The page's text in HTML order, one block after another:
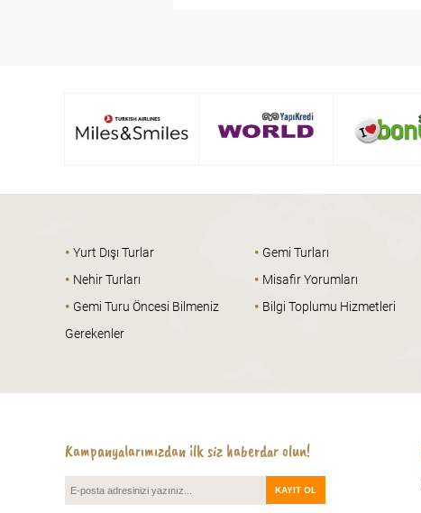
• Yurt Dışı Turlar • Gemi Turları
• Nehir Turları • Misafir Yorumları
• Gemi Turu Öncesi Bilmeniz
Gerekenler
• Bilgi Toplumu Hizmetleri
Kampanyalarımızdan ilk siz haberdar olun!